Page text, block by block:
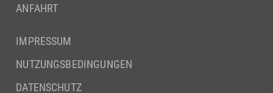
ANFAHRT
IMPRESSUM
NUTZUNGSBEDINGUNGEN
DATENSCHUTZ